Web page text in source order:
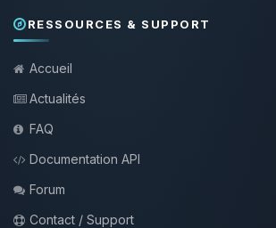
RESSOURCES & SUPPORT
Accueil
Actualités
FAQ
Documentation API
Forum
Contact / Support